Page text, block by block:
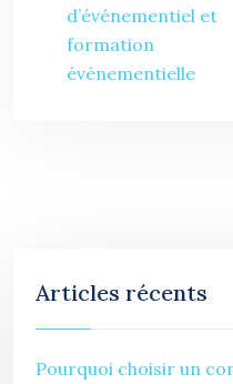
d’événementiel et
formation
événementielle
Articles récents
Pourquoi choisir un